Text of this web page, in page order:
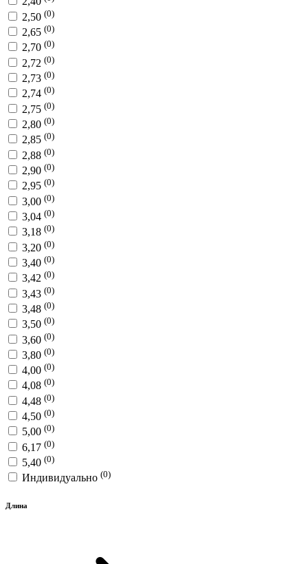
2,50 (0)
2,65 (0)
2,70 (0)
2,72 (0)
2,73 (0)
2,74 (0)
2,75 (0)
2,80 (0)
2,85 (0)
2,88 (0)
2,90 (0)
2,95 (0)
3,00 (0)
3,04 (0)
3,18 (0)
3,20 (0)
3,40 (0)
3,42 (0)
3,43 (0)
3,48 (0)
3,50 (0)
3,60 (0)
3,80 (0)
4,00 (0)
4,08 (0)
4,48 (0)
4,50 (0)
5,00 (0)
6,17 (0)
5,40 (0)
Индивидуально (0)
Длина